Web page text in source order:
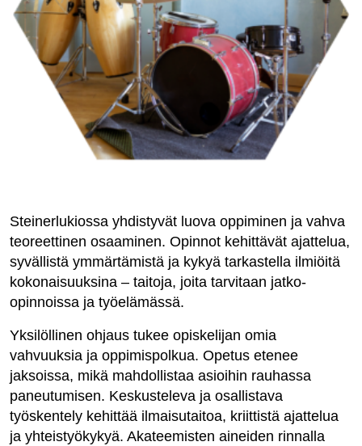
Steinerlukiossa yhdistyvät luova oppiminen ja vahva
teoreettinen osaaminen. Opinnot kehittävät ajattelua,
syvällistä ymmärtämistä ja kykyä tarkastella ilmiöitä
kokonaisuuksina – taitoja, joita tarvitaan jatko-
opinnoissa ja työelämässä.
Yksilöllinen ohjaus tukee opiskelijan omia
vahvuuksia ja oppimispolkua. Opetus etenee
jaksoissa, mikä mahdollistaa asioihin rauhassa
paneutumisen. Keskusteleva ja osallistava
työskentely kehittää ilmaisutaitoa, kriittistä ajattelua
ja yhteistyökykyä. Akateemisten aineiden rinnalla